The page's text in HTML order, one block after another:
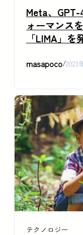
Meta、
ォーマンス
「LIMA」を
masapoco/2023
テクノロジー